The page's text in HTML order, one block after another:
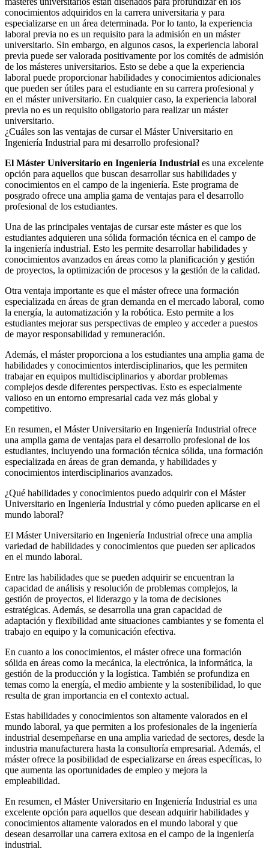
conocimientos adquiridos en la carrera universitaria y para
especializarse en un área determinada. Por lo tanto, la experiencia
laboral previa no es un requisito para la admisión en un máster
universitario. Sin embargo, en algunos casos, la experiencia laboral
previa puede ser valorada positivamente por los comités de admisión
de los másteres universitarios. Esto se debe a que la experiencia
laboral puede proporcionar habilidades y conocimientos adicionales
que pueden ser útiles para el estudiante en su carrera profesional y
en el máster universitario. En cualquier caso, la experiencia laboral
previa no es un requisito obligatorio para realizar un máster
universitario.
¿Cuáles son las ventajas de cursar el Máster Universitario en
Ingeniería Industrial para mi desarrollo profesional?
El Máster Universitario en Ingeniería Industrial es una excelente
opción para aquellos que buscan desarrollar sus habilidades y
conocimientos en el campo de la ingeniería. Este programa de
posgrado ofrece una amplia gama de ventajas para el desarrollo
profesional de los estudiantes.
Una de las principales ventajas de cursar este máster es que los
estudiantes adquieren una sólida formación técnica en el campo de
la ingeniería industrial. Esto les permite desarrollar habilidades y
conocimientos avanzados en áreas como la planificación y gestión
de proyectos, la optimización de procesos y la gestión de la calidad.
Otra ventaja importante es que el máster ofrece una formación
especializada en áreas de gran demanda en el mercado laboral, como
la energía, la automatización y la robótica. Esto permite a los
estudiantes mejorar sus perspectivas de empleo y acceder a puestos
de mayor responsabilidad y remuneración.
Además, el máster proporciona a los estudiantes una amplia gama de
habilidades y conocimientos interdisciplinarios, que les permiten
trabajar en equipos multidisciplinarios y abordar problemas
complejos desde diferentes perspectivas. Esto es especialmente
valioso en un entorno empresarial cada vez más global y
competitivo.
En resumen, el Máster Universitario en Ingeniería Industrial ofrece
una amplia gama de ventajas para el desarrollo profesional de los
estudiantes, incluyendo una formación técnica sólida, una formación
especializada en áreas de gran demanda, y habilidades y
conocimientos interdisciplinarios avanzados.
¿Qué habilidades y conocimientos puedo adquirir con el Máster
Universitario en Ingeniería Industrial y cómo pueden aplicarse en el
mundo laboral?
El Máster Universitario en Ingeniería Industrial ofrece una amplia
variedad de habilidades y conocimientos que pueden ser aplicados
en el mundo laboral.
Entre las habilidades que se pueden adquirir se encuentran la
capacidad de análisis y resolución de problemas complejos, la
gestión de proyectos, el liderazgo y la toma de decisiones
estratégicas. Además, se desarrolla una gran capacidad de
adaptación y flexibilidad ante situaciones cambiantes y se fomenta el
trabajo en equipo y la comunicación efectiva.
En cuanto a los conocimientos, el máster ofrece una formación
sólida en áreas como la mecánica, la electrónica, la informática, la
gestión de la producción y la logística. También se profundiza en
temas como la energía, el medio ambiente y la sostenibilidad, lo que
resulta de gran importancia en el contexto actual.
Estas habilidades y conocimientos son altamente valorados en el
mundo laboral, ya que permiten a los profesionales de la ingeniería
industrial desempeñarse en una amplia variedad de sectores, desde la
industria manufacturera hasta la consultoría empresarial. Además, el
máster ofrece la posibilidad de especializarse en áreas específicas, lo
que aumenta las oportunidades de empleo y mejora la
empleabilidad.
En resumen, el Máster Universitario en Ingeniería Industrial es una
excelente opción para aquellos que desean adquirir habilidades y
conocimientos altamente valorados en el mundo laboral y que
desean desarrollar una carrera exitosa en el campo de la ingeniería
industrial.